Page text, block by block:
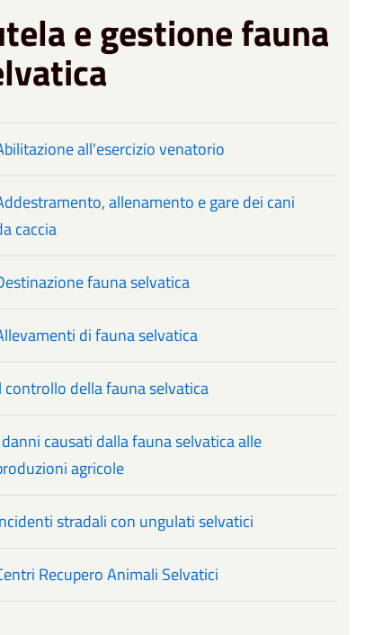
e gestione fauna
all'esercizio venatorio
allenamento e gare dei cani
caccia
fauna selvatica
di fauna selvatica
controllo della fauna selvatica
causati dalla fauna selvatica alle
agricole
stradali con ungulati selvatici
Recupero Animali Selvatici